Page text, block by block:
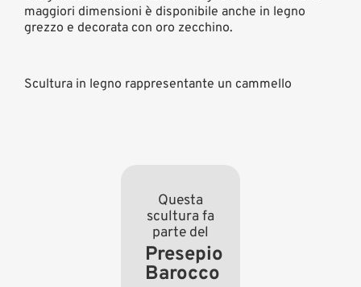
maggiori dimensioni è disponibile anche in legno
grezzo e decorata con oro zecchino.
Scultura in legno rappresentante un cammello
Questa
scultura fa
parte del
Presepio
Barocco